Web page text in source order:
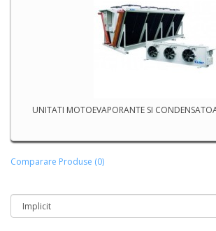
UNITATI MOTOEVAPORANTE SI
Comparare Produse (0)